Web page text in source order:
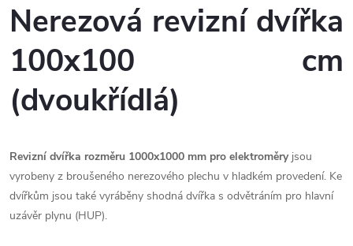
Nerezová revizní dvířka
100x100 cm
(dvoukřídlá)
Revizní dvířka rozměru 1000x1000 mm pro elektroměryjsou
vyrobeny z broušeného nerezového plechu v hladkém provedení. Ke
dvířkům jsou také vyráběny shodná dvířka s odvětráním pro hlavní
uzávěr plynu (HUP).